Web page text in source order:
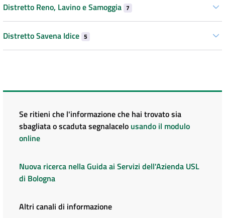
Distretto Reno, Lavino e Samoggia 7
Distretto Savena Idice 5
Se ritieni che l'informazione che hai trovato sia
sbagliata o scaduta segnalacelo usando il modulo
online
Nuova ricerca nella Guida ai Servizi dell'Azienda USL
di Bologna
Altri canali di informazione